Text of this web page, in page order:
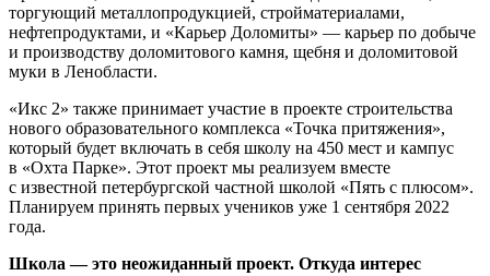
торгующий металлопродукцией, стройматериалами,
нефтепродуктами, и «Карьер Доломиты» — карьер по добыче
и производству доломитового камня, щебня и доломитовой
муки в Ленобласти.
«Икс 2» также принимает участие в проекте строительства
нового образовательного комплекса «Точка притяжения»,
который будет включать в себя школу на 450 мест и кампус
в «Охта Парке». Этот проект мы реализуем вместе
с известной петербургской частной школой «Пять с плюсом».
Планируем принять первых учеников уже 1 сентября 2022
года.
Школа — это неожиданный проект. Откуда интерес